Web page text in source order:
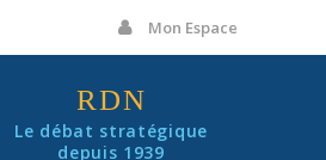
Mon Espace
RDN
Le débat stratégique
depuis 1939